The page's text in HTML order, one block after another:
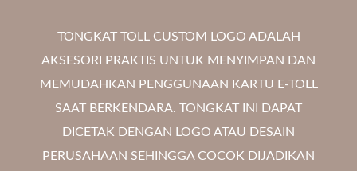
TONGKAT TOLL CUSTOM LOGO ADALAH
AKSESORI PRAKTIS UNTUK MENYIMPAN DAN
MEMUDAHKAN PENGGUNAAN KARTU E-TOLL
SAAT BERKENDARA. TONGKAT INI DAPAT
DICETAK DENGAN LOGO ATAU DESAIN
PERUSAHAAN SEHINGGA COCOK DIJADIKAN